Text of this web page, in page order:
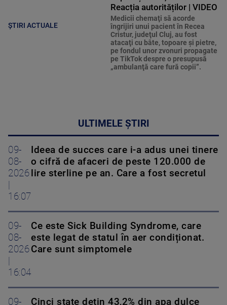
ȘTIRI ACTUALE
Reacția autorităților | VIDEO
Medicii chemaţi să acorde
îngrijiri unui pacient în Recea
Cristur, judeţul Cluj, au fost
atacaţi cu bâte, topoare şi pietre,
pe fondul unor zvonuri propagate
pe TikTok despre o presupusă
„ambulanţă care fură copii”.
ULTIMELE ȘTIRI
09-
08-
2026
16:07
Ideea de succes care i-a adus unei tinere
o cifră de afaceri de peste 120.000 de
lire sterline pe an. Care a fost secretul
09-
08-
2026
16:04
Ce este Sick Building Syndrome, care
este legat de statul în aer condiționat.
Care sunt simptomele
09-
Cinci state dețin 43,2% din apa dulce